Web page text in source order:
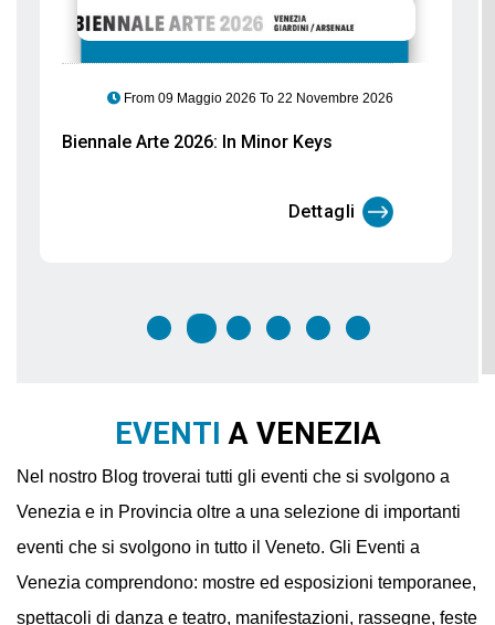
Gli Etruschi arrivano a Palazzo Ducale:
EVENTI A VENEZIA
Nel nostro Blog troverai tutti gli eventi che si svolgono a
Venezia e in Provincia oltre a una selezione di importanti
eventi che si svolgono in tutto il Veneto. Gli Eventi a